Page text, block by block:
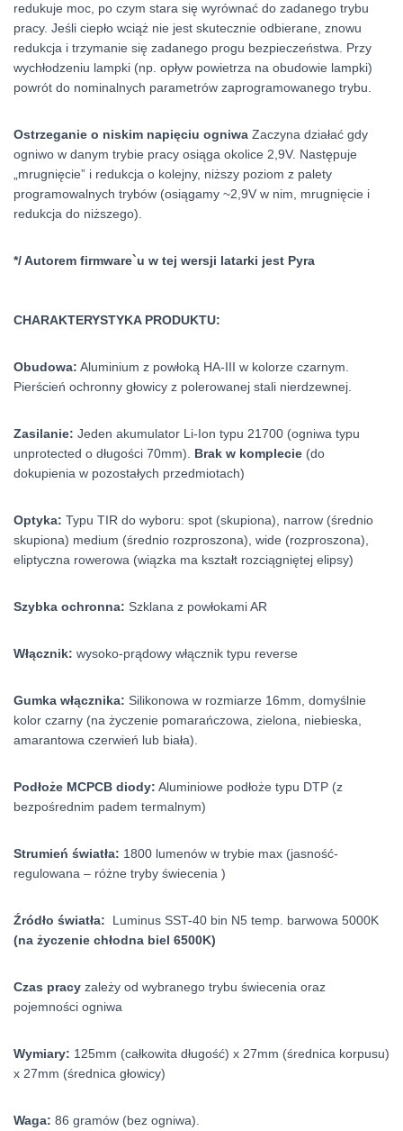
redukuje moc, po czym stara się wyrównać do zadanego trybu
pracy. Jeśli ciepło wciąż nie jest skutecznie odbierane, znowu
redukcja i trzymanie się zadanego progu bezpieczeństwa. Przy
wychłodzeniu lampki (np. opływ powietrza na obudowie lampki)
powrót do nominalnych parametrów zaprogramowanego trybu.
Ostrzeganie o niskim napięciu ogniwa Zaczyna działać gdy
ogniwo w danym trybie pracy osiąga okolice 2,9V. Następuje
„mrugnięcie” i redukcja o kolejny, niższy poziom z palety
programowalnych trybów (osiągamy ~2,9V w nim, mrugnięcie i
redukcja do niższego).
*/ Autorem firmware`u w tej wersji latarki jest Pyra
CHARAKTERYSTYKA PRODUKTU:
Obudowa: Aluminium z powłoką HA-III w kolorze czarnym.
Pierścień ochronny głowicy z polerowanej stali nierdzewnej.
Zasilanie: Jeden akumulator Li-Ion typu 21700 (ogniwa typu
unprotected o długości 70mm). Brak w komplecie (do
dokupienia w pozostałych przedmiotach)
Optyka: Typu TIR do wyboru: spot (skupiona), narrow (średnio
skupiona) medium (średnio rozproszona), wide (rozproszona),
eliptyczna rowerowa (wiązka ma kształt rozciągniętej elipsy)
Szybka ochronna: Szklana z powłokami AR
Włącznik: wysoko-prądowy włącznik typu reverse
Gumka włącznika: Silikonowa w rozmiarze 16mm, domyślnie
kolor czarny (na życzenie pomarańczowa, zielona, niebieska,
amarantowa czerwień lub biała).
Podłoże MCPCB diody: Aluminiowe podłoże typu DTP (z
bezpośrednim padem termalnym)
Strumień światła: 1800 lumenów w trybie max (jasność-
regulowana – różne tryby świecenia )
Źródło światła: Luminus SST-40 bin N5 temp. barwowa 5000K
(na życzenie chłodna biel 6500K)
Czas pracy zależy od wybranego trybu świecenia oraz
pojemności ogniwa
Wymiary: 125mm (całkowita długość) x 27mm (średnica korpusu)
x 27mm (średnica głowicy)
Waga: 86 gramów (bez ogniwa).